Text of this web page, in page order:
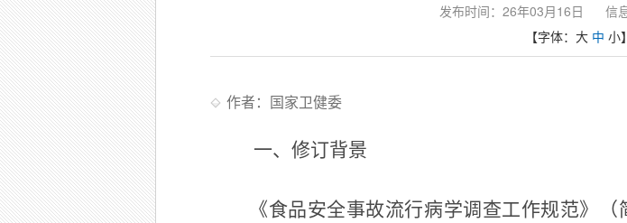
发布时间：26年03月16日 信
【字体： 大 中 小】
作者：国家卫健委
一、修订背景
《食品安全事故流行病学调查工作规范》